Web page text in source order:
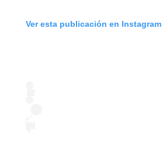
Ver esta publicación en Instagram